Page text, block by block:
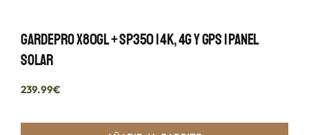
GardePro X80GL + SP350 | 4K, 4G Y GPS | Panel
Solar
239.99€